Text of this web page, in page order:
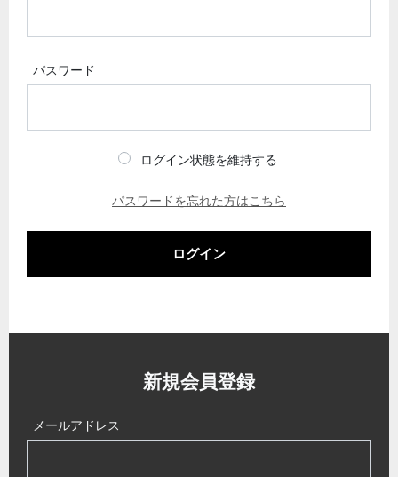
パスワード
ログイン状態を維持する
パスワードを忘れた方はこちら
ログイン
新規会員登録
メールアドレス